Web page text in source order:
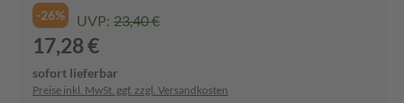
-26% UVP: 23,40 €
17,28 €
sofort lieferbar
Preise inkl. MwSt. ggf. zzgl. Versandkosten